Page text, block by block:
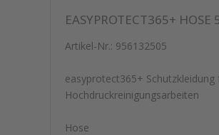
EASYPROTECT365+ HOSE
Artikel-Nr.: 956132505
easyprotect365+ Schutzkleidung
Hochdruckreinigungsarbeiten
Hose